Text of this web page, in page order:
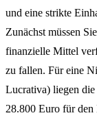
und eine strikte
Zunächst müssen
finanzielle Mittel
zu fallen. Für eine
Lucrativa) liegen
28.800 Euro für